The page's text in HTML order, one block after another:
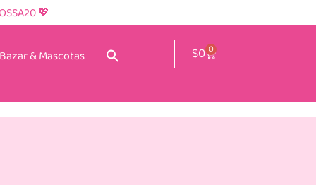
💖
Bazar & Mascotas $0 0